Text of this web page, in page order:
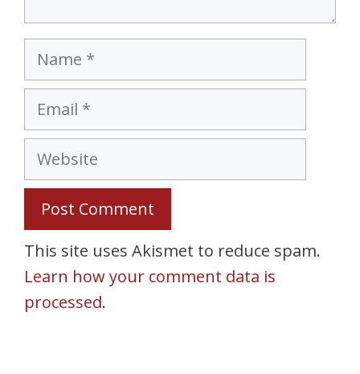
Name
Email
Website
This site uses Akismet to reduce spam.
Learn how your comment data is
processed.